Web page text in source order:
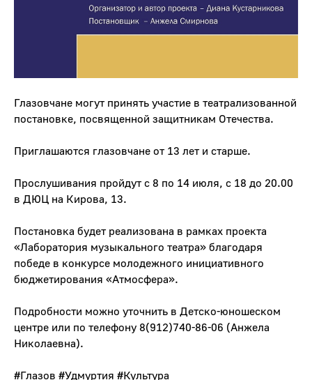
Глазовчане могут принять участие в театрализованной
постановке, посвященной защитникам Отечества.
Приглашаются глазовчане от 13 лет и старше.
Прослушивания пройдут с 8 по 14 июля, с 18 до 20.00
в ДЮЦ на Кирова, 13.
Постановка будет реализована в рамках проекта
«Лаборатория музыкального театра» благодаря
победе в конкурсе молодежного инициативного
бюджетирования «Атмосфера».
Подробности можно уточнить в Детско-юношеском
центре или по телефону 8(912)740-86-06 (Анжела
Николаевна).
#Глазов #Удмуртия #Культура